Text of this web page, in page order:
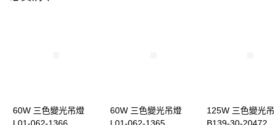
60W 三色變光吊燈
60W 三色變光吊燈
125W 三色變光